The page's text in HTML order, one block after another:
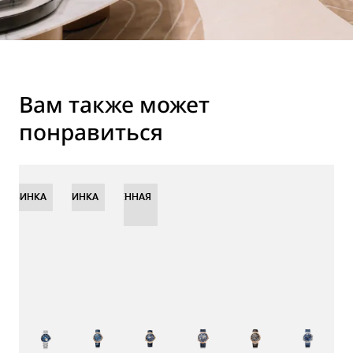
Вам также может
понравиться
НОВИНКА
НОВИНКА
ОГРАНИЧЕННАЯ